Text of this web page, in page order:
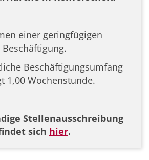
einer geringfügigen
Beschäftigung.
Beschäftigungsumfang
1,00 Wochenstunde.
Stellenausschreibung
sich hier.